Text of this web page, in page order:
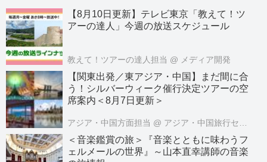
【8月10日更新】テレビ東京「教えて！ツ
アーの達人」今週の放送スケジュール
教えて！ツアーの達人担当 @ メディア開発
【関東出発／東アジア・中国】まだ間に合
う！シルバーウィーク催行決定ツアーの空
席案内＜8月7日更新＞
アジア・中国方面担当 @ アジア・中国旅行センター
＜音楽鑑賞の旅＞『音楽とともに味わうフ
ェルメールの世界』～山本直幸講師の音楽